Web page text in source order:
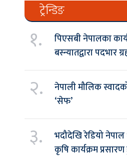
ट्रेन्डिङ
१.
पिएसबी नेपालका
बस्न्यातद्वारा पदभार
२.
नेपाली मौलिक स्वादको
‘सेफ’
३.
भदौदेखि रेडियो
कृषि कार्यक्रम